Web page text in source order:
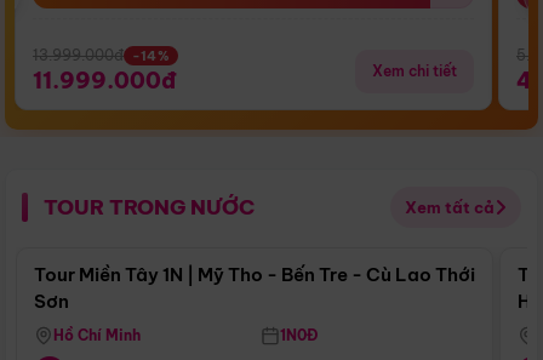
13.999.000đ -14%
11.999.000đ Xem chi tiết
TOUR TRONG NƯỚC Xem tất cả
Điểm nổi bật
Tour Miền Tây 1N | Mỹ Tho - Bến Tre - Cù Lao Thới
Sơn
Hồ Chí Minh 1N0Đ